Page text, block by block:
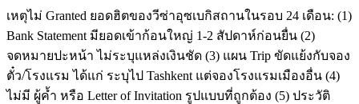
เหตุไม่ Granted ยอดฮิตของวีซ่าอุซเบกิสถานในรอบ 24 เดือน: (1)
Bank Statement มียอดเข้าก้อนใหญ่ 1-2 สัปดาห์ก่อนยื่น (2)
จดหมายปะหน้า ไม่ระบุแหล่งเงินชัด (3) แผน Trip ขัดแย้งกับจอง
ตั๋ว/โรงแรม ได้แก่ ระบุไป Tashkent แต่จองโรงแรมเมืองอื่น (4)
ไม่มี ผู้ค้ำ หรือ Letter of Invitation รูปแบบที่ถูกต้อง (5) ประวัติ